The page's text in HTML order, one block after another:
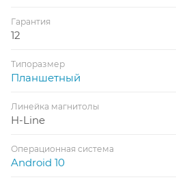
Гарантия
12
Типоразмер
Планшетный
Линейка магнитолы
H-Line
Операционная система
Android 10